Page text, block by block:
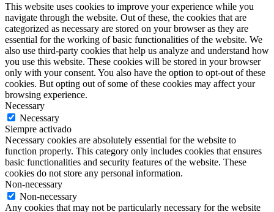
This website uses cookies to improve your experience while you
navigate through the website. Out of these, the cookies that are
categorized as necessary are stored on your browser as they are
essential for the working of basic functionalities of the website. We
also use third-party cookies that help us analyze and understand how
you use this website. These cookies will be stored in your browser
only with your consent. You also have the option to opt-out of these
cookies. But opting out of some of these cookies may affect your
browsing experience.
Necessary
Necessary
Siempre activado
Necessary cookies are absolutely essential for the website to
function properly. This category only includes cookies that ensures
basic functionalities and security features of the website. These
cookies do not store any personal information.
Non-necessary
Non-necessary
Any cookies that may not be particularly necessary for the website